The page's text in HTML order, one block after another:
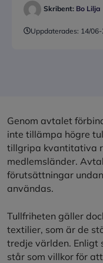
Skribent: Bo Lilja
Uppdaterades: 14/
Genom avtalet
inte tillämpa högre
tillgripa kvantitativa
medlemsländer.
förutsättningar
användas.
Tullfriheten gäller
textilier, som är de
tredje världen. Enligt
står som villkor för